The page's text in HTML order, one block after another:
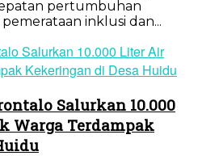
pertumbuhan
inklusi dan...
Salurkan 10.000
Warga Terdampak